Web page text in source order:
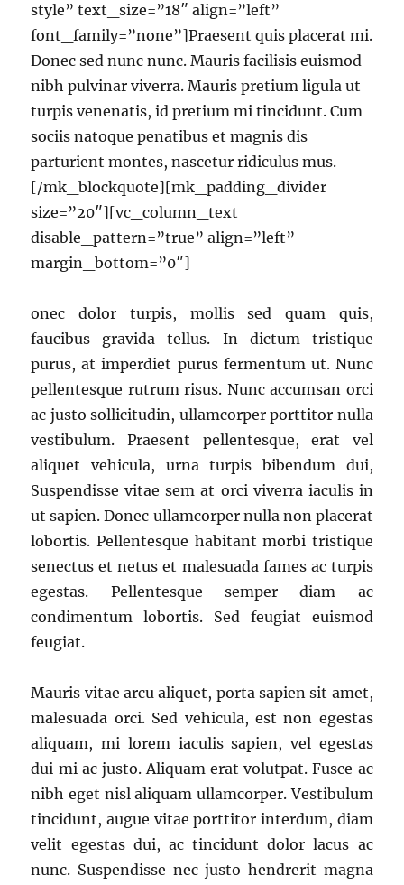
style” text_size=”18″ align=”left”
font_family=”none”]Praesent quis placerat mi.
Donec sed nunc nunc. Mauris facilisis euismod
nibh pulvinar viverra. Mauris pretium ligula ut
turpis venenatis, id pretium mi tincidunt. Cum
sociis natoque penatibus et magnis dis
parturient montes, nascetur ridiculus mus.
[/mk_blockquote][mk_padding_divider
size=”20″][vc_column_text
disable_pattern=”true” align=”left”
margin_bottom=”0″]
onec dolor turpis, mollis sed quam quis,
faucibus gravida tellus. In dictum tristique
purus, at imperdiet purus fermentum ut. Nunc
pellentesque rutrum risus. Nunc accumsan orci
ac justo sollicitudin, ullamcorper porttitor nulla
vestibulum. Praesent pellentesque, erat vel
aliquet vehicula, urna turpis bibendum dui,
Suspendisse vitae sem at orci viverra iaculis in
ut sapien. Donec ullamcorper nulla non placerat
lobortis. Pellentesque habitant morbi tristique
senectus et netus et malesuada fames ac turpis
egestas. Pellentesque semper diam ac
condimentum lobortis. Sed feugiat euismod
feugiat.
Mauris vitae arcu aliquet, porta sapien sit amet,
malesuada orci. Sed vehicula, est non egestas
aliquam, mi lorem iaculis sapien, vel egestas
dui mi ac justo. Aliquam erat volutpat. Fusce ac
nibh eget nisl aliquam ullamcorper. Vestibulum
tincidunt, augue vitae porttitor interdum, diam
velit egestas dui, ac tincidunt dolor lacus ac
nunc. Suspendisse nec justo hendrerit magna